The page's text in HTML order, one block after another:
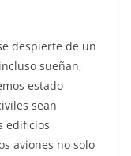
despierte de un
sueñan,
estado
sean
edificios
aviones no solo